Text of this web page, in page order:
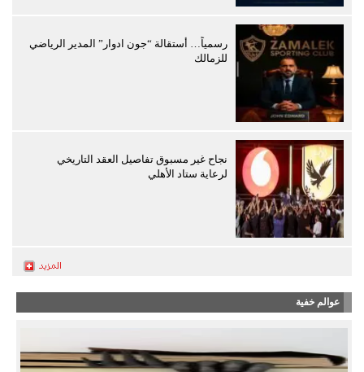
رسمياً… أستقالة “جون ادوار” المدير الرياضي
للزمالك
نجاح غير مسبوق تفاصيل العقد التاريخي
لرعاية ستاد الأهلي
عوالم خفية